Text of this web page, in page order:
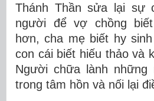
Thánh Thần sửa lại sự
người để vợ chồng
hơn, cha mẹ biết hy
con cái biết hiếu thảo và
Người chữa lành
trong tâm hồn và nối lại